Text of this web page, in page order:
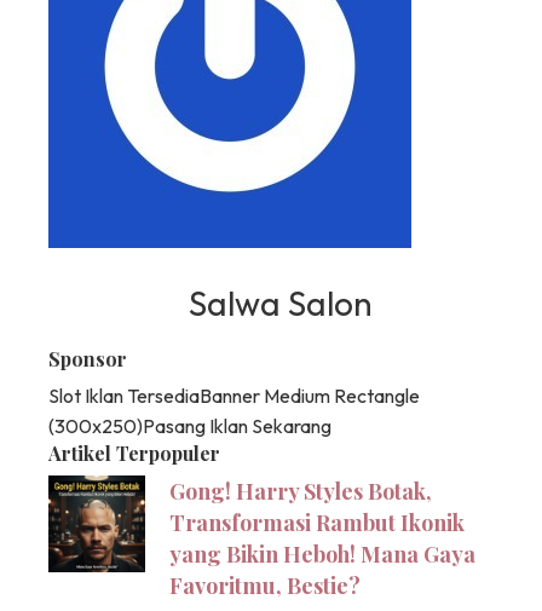
Salwa Salon
Sponsor
Slot Iklan TersediaBanner Medium Rectangle
(300x250)Pasang Iklan Sekarang
Artikel Terpopuler
Gong! Harry Styles Botak,
Transformasi Rambut Ikonik
yang Bikin Heboh! Mana Gaya
Favoritmu, Bestie?